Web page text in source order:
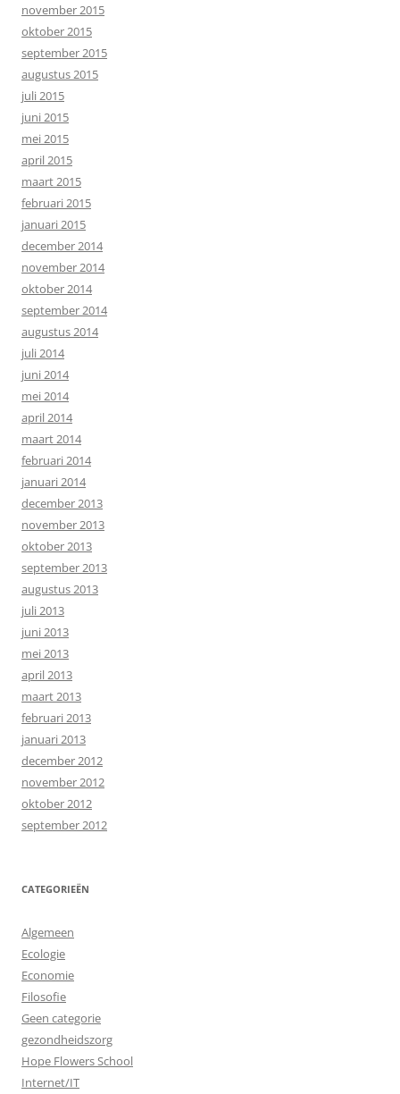
november 2015
oktober 2015
september 2015
augustus 2015
juli 2015
juni 2015
mei 2015
april 2015
maart 2015
februari 2015
januari 2015
december 2014
november 2014
oktober 2014
september 2014
augustus 2014
juli 2014
juni 2014
mei 2014
april 2014
maart 2014
februari 2014
januari 2014
december 2013
november 2013
oktober 2013
september 2013
augustus 2013
juli 2013
juni 2013
mei 2013
april 2013
maart 2013
februari 2013
januari 2013
december 2012
november 2012
oktober 2012
september 2012
CATEGORIEËN
Algemeen
Ecologie
Economie
Filosofie
Geen categorie
gezondheidszorg
Hope Flowers School
Internet/IT